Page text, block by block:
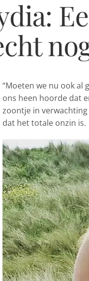
“Moeten we nu ook al
ons heen hoorde dat
zoontje in
dat het totale onzin is.